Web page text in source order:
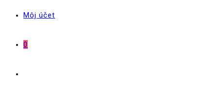
Môj účet
0